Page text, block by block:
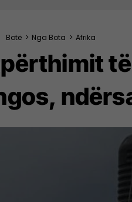
Botë > Nga Bota > Afrika